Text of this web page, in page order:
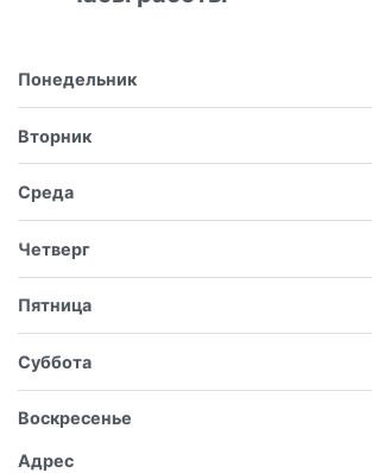
Понедельник
Вторник
Среда
Четверг
Пятница
Суббота
Воскресенье
Адрес